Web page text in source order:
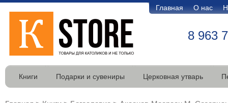
Главная О нас
8 963
Книги Подарки и сувениры Церковная утварь